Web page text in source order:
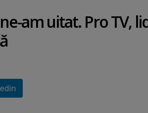
am uitat. Pro TV,